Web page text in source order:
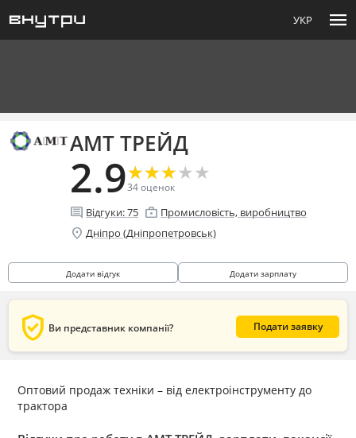
УКР menu
АМТ ТРЕЙД
2.9★
★★
★★
★★
★★
★
34оценок
comment Відгуки:75 enterprise Промисловість, виробництво
location_on Дніпро (Дніпропетровськ)
Додати відгук Додати зарплату
verified_user Ви представник компанії? Подати заявку
Оптовий продаж техніки – від електроінструменту до
трактора